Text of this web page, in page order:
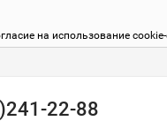
на использование
22-88